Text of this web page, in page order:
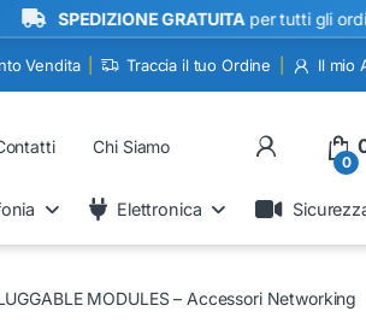
SPEDIZIONE GRATUITAper tutti gli ordini
Vendita Traccia il tuo Ordine Il mio
Chi Siamo My
0
Elettronica
MODULES – Accessori Networking